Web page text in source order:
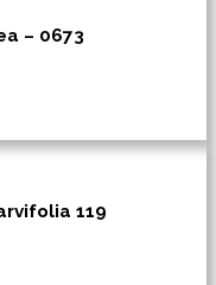
– 0673
119